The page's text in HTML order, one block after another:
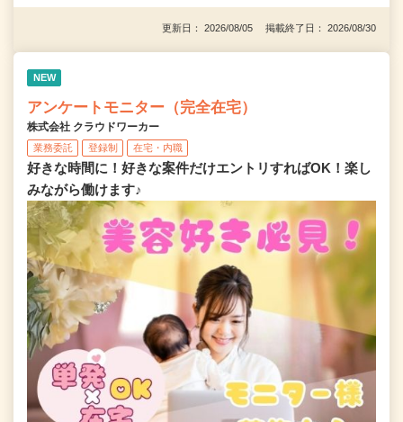
更新日： 2026/08/05 掲載終了日： 2026/08/30
NEW
アンケートモニター（完全在宅）
株式会社 クラウドワーカー
業務委託 登録制 在宅・内職
好きな時間に！好きな案件だけエントリすればOK！楽し
みながら働けます♪